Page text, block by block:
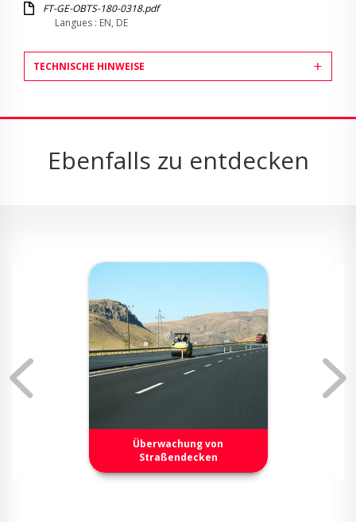
FT-GE-OBTS-180-0318.pdf
Langues : EN, DE
TECHNISCHE HINWEISE
Ebenfalls zu entdecken
Überwachung von
Straßendecken